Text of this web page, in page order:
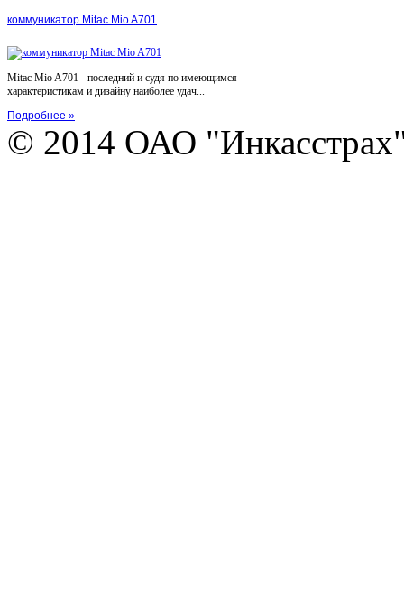
коммуникатор Mitac Mio A701
Mitac Mio A701 - последний и судя по имеющимся
характеристикам и дизайну наиболее удач...
Подробнее »
© 2014 ОАО